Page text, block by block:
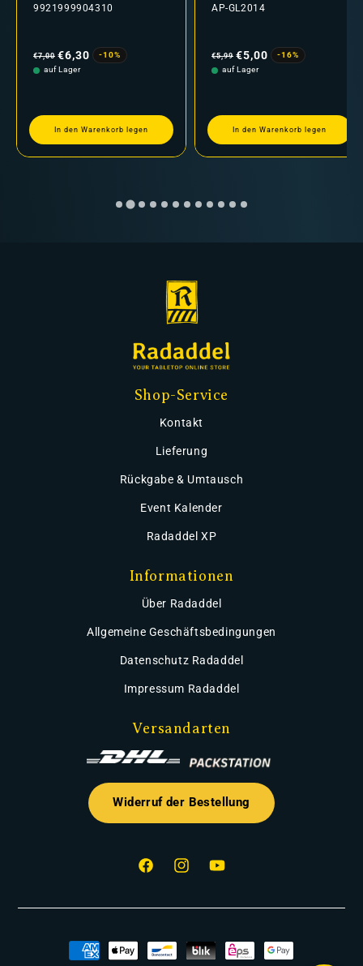
9921999904310
Preis
€7,00 €6,30
-10%
auf Lager
In den Warenkorb legen
AP-GL2014
Preis
€5,99 €5,00
-16%
auf Lager
In den Warenkorb legen
Shop-Service
Kontakt
Lieferung
Rückgabe & Umtausch
Event Kalender
Radaddel XP
Informationen
Über Radaddel
Allgemeine Geschäftsbedingungen
Datenschutz Radaddel
Impressum Radaddel
Versandarten
Widerruf der Bestellung
FacebookInstagramYouTube
Zahlungsmethoden